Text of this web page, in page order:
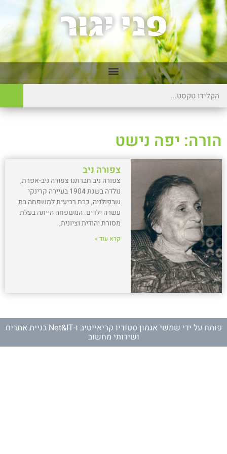
הורה: יפה נישט
צפורה ניב
צפורה ניב חברתנו צפורה ניב-אפרת,
נולדה בשנת 1904 בעיירה קרינקי
שבפולניה, כבת רביעית למשפחה בת
עשרה ילדים. המשפחה הייתה בעלת
מסורת יהודית וציונית,
קרא עוד »
פותח על ידי שמשי אגמון סטודיו קריאייטיב ו- Net&IT בניית אתרים
ושירותי מחשוב